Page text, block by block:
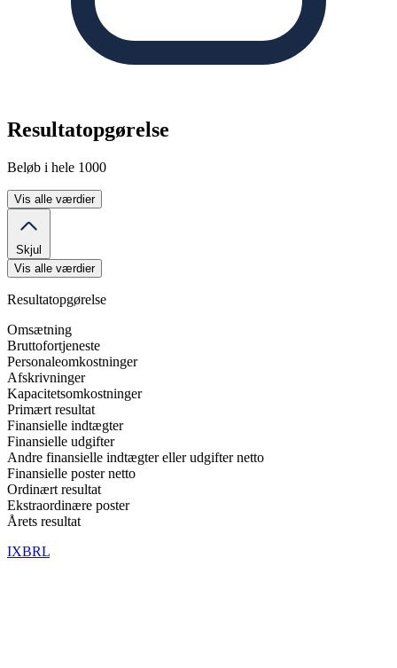
Resultatopgørelse
Beløb i hele 1000
Vis alle værdier
Skjul
Vis alle værdier
Resultatopgørelse
Omsætning
Bruttofortjeneste
Personaleomkostninger
Afskrivninger
Kapacitetsomkostninger
Primært resultat
Finansielle indtægter
Finansielle udgifter
Andre finansielle indtægter eller udgifter netto
Finansielle poster netto
Ordinært resultat
Ekstraordinære poster
Årets resultat
IXBRL